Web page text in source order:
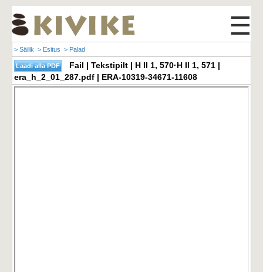
☰
> Säilik > Esitus > Palad
Fail | Tekstipilt | H II 1, 570·H II 1, 571 |
era_h_2_01_287.pdf | ERA-10319-34671-11608